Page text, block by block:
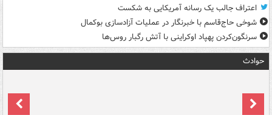
اعتراف جالب یک رسانه آمریکایی به شکست
شوخی حاج‌قاسم با خبرنگار در عملیات آزادسازی بوکمال
سرنگون‌کردن پهپاد اوکراینی با آتش رگبار روس‌ها
حوادث